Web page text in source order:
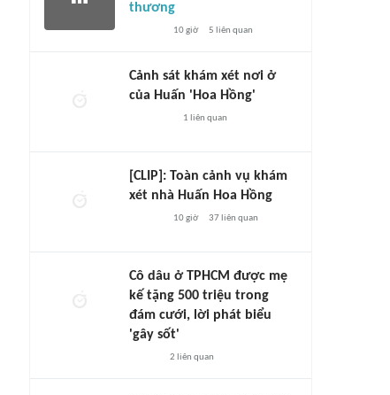
thương
10 giờ 5 liên quan
Cảnh sát khám xét nơi ở
của Huấn 'Hoa Hồng'
1 liên quan
[CLIP]: Toàn cảnh vụ khám
xét nhà Huấn Hoa Hồng
10 giờ 37liên quan
Cô dâu ở TPHCM được mẹ
kế tặng 500 triệu trong
đám cưới, lời phát biểu
'gây sốt'
2 liên quan